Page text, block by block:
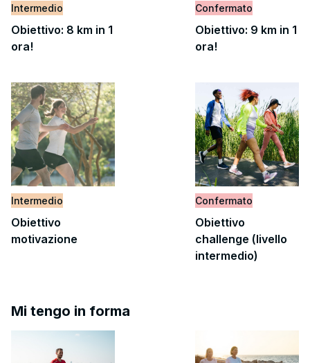
Intermedio
Obiettivo: 8 km in 1
ora!
Confermato
Obiettivo: 9 km in 1
ora!
Intermedio
Obiettivo
motivazione
Confermato
Obiettivo
challenge (livello
intermedio)
Mi tengo in forma